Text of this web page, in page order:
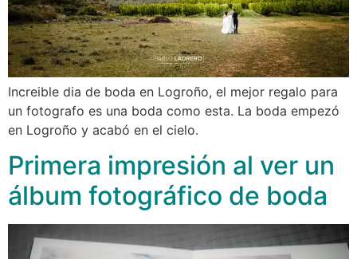
Increible dia de boda en Logroño, el mejor regalo para
un fotografo es una boda como esta. La boda empezó
en Logroño y acabó en el cielo.
Primera impresión al ver un
álbum fotográfico de boda